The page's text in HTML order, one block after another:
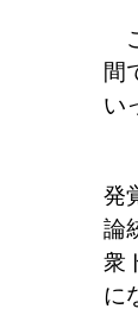
間
い
発
論
衆
に